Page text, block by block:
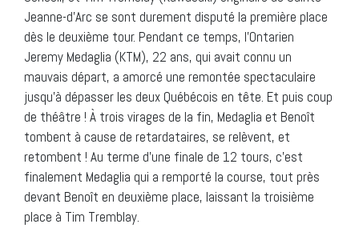
Jeanne-d’Arc se sont durement disputé la première place
dès le deuxième tour. Pendant ce temps, l’Ontarien
Jeremy Medaglia (KTM), 22 ans, qui avait connu un
mauvais départ, a amorcé une remontée spectaculaire
jusqu’à dépasser les deux Québécois en tête. Et puis coup
de théâtre ! À trois virages de la fin, Medaglia et Benoît
tombent à cause de retardataires, se relèvent, et
retombent ! Au terme d’une finale de 12 tours, c’est
finalement Medaglia qui a remporté la course, tout près
devant Benoît en deuxième place, laissant la troisième
place à Tim Tremblay.